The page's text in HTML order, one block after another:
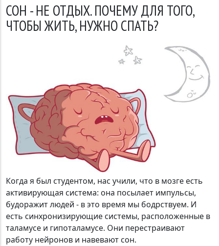
СОН - НЕ ОТДЫХ. ПОЧЕМУ ДЛЯ ТОГО,
ЧТОБЫ ЖИТЬ, НУЖНО СПАТЬ?
Когда я был студентом, нас учили, что в мозге есть
активирующая система: она посылает импульсы,
будоражит людей - в это время мы бодрствуем. И
есть синхронизирующие системы, расположенные в
таламусе и гипоталамусе. Они перестраивают
работу нейронов и навевают сон.